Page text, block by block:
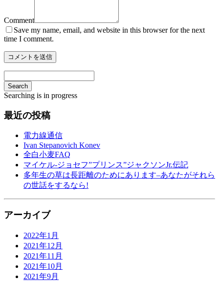
Comment
Save my name, email, and website in this browser for the next
time I comment.
Search
Searching is in progress
最近の投稿
電力線通信
Ivan Stepanovich Konev
全白小麦FAQ
マイケル-ジョセフ”プリンス”ジャクソンJr.伝記
多年生の草は長距離のためにあります–あなたがそれら
の世話をするなら!
アーカイブ
2022年1月
2021年12月
2021年11月
2021年10月
2021年9月